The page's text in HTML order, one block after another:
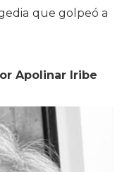
que golpeó a
Apolinar Iribe